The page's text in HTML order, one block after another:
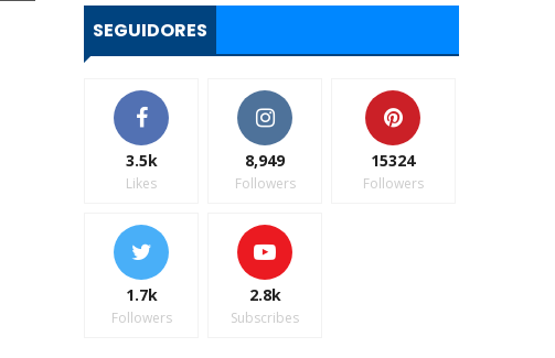
SEGUIDORES
3.5k
Likes
8,949
Followers
15324
Followers
1.7k
Followers
2.8k
Subscribes